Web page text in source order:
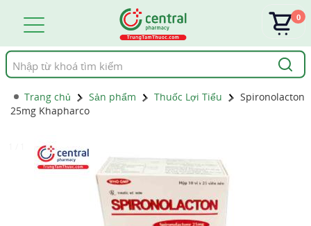
Tìm
kiếm
0
Trang chủ Sản phẩm Thuốc Lợi Tiểu
Spironolacton
25mg Khapharco